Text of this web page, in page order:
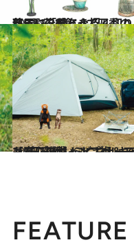
2021.9.25
部屋に「秋」を招く切り花5選 花を飾って四季の移ろいを感じよう
ライフスタイル
2021.6.20
【1日密着】ミニマルキャンプに挑戦！ ビギナーでも安心のキャンプ術＆モノ
ライフスタイル
FEATURE